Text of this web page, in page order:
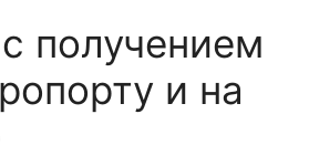
получением
и на